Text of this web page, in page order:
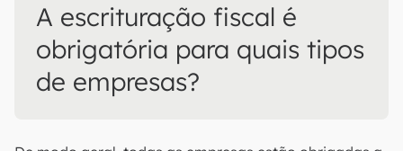
A escrituração fiscal é
obrigatória para quais tipos
de empresas?